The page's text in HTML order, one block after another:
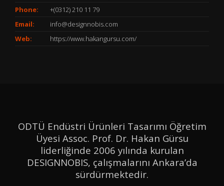
Phone:
+(0312) 210 11 79
Email:
info@designnobis.com
Web:
https://www.hakangursu.com/
ODTÜ Endüstri Ürünleri Tasarımı Öğretim
Üyesi Assoc. Prof. Dr. Hakan Gürsu
liderliğinde 2006 yılında kurulan
DESIGNNOBIS, çalışmalarını Ankara’da
sürdürmektedir.